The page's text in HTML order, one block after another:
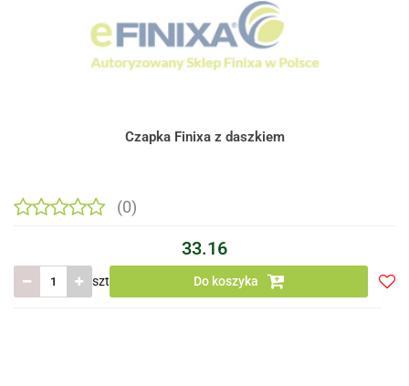
Czapka Finixa z daszkiem
(0)
33.16
szt Do koszyka